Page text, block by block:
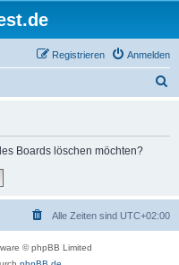
Anmelden
Registrieren
Boards löschen möchten?
Alle Zeiten sind UTC+02:00
© phpBB Limited